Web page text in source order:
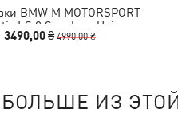
BMW M MOTORSPORT
LS 2 Sneakers Unisex
3490,00 ₴4990,00 ₴
БОЛЬШЕ ИЗ